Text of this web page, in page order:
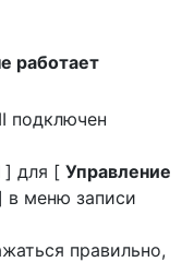
работает
подключен
] для [ Управление
в меню записи
правильно,